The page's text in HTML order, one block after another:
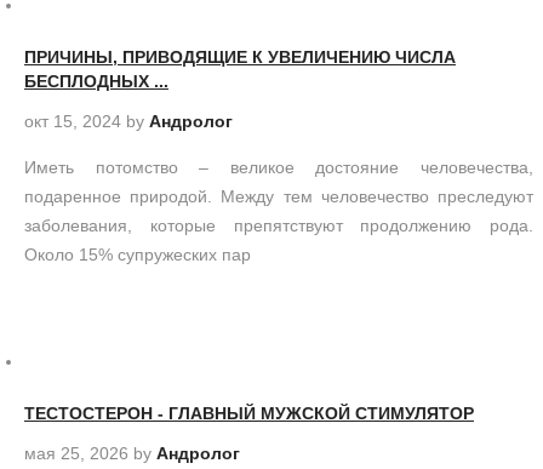
ПРИЧИНЫ, ПРИВОДЯЩИЕ К УВЕЛИЧЕНИЮ ЧИСЛА
БЕСПЛОДНЫХ ...
окт 15, 2024 by Андролог
Иметь потомство – великое достояние человечества,
подаренное природой. Между тем человечество преследуют
заболевания, которые препятствуют продолжению рода.
Около 15% супружеских пар
ТЕСТОСТЕРОН - ГЛАВНЫЙ МУЖСКОЙ СТИМУЛЯТОР
мая 25, 2026 by Андролог